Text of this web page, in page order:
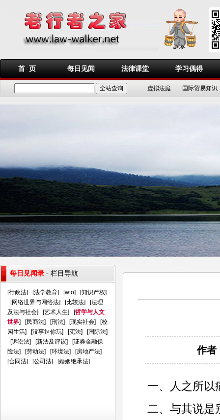
首 页 每日见闻 法律课堂 学习偶得
虚拟法庭 国际贸易知识
作者
一、人之所以
二、与其说是
每日见闻录 - 栏目导航
[行政法] [法学教育] [wto] [知识产权]
[网络世界与网络法] [比较法] [法理
及法与社会] [艺术人生] [哲学与人文
世界] [民商法] [刑法] [现实社会] [校
园生活] [没事逗你玩] [宪法] [国际法]
[诉讼法] [新法及评议] [证券金融保
险法] [劳动法] [环境法] [房地产法]
[合同法] [公司法] [婚姻继承法]